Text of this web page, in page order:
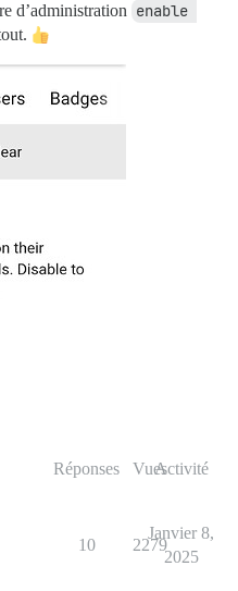
d’administration enable
Réponses VuesActivité
10 2279
Janvier 8,
2025